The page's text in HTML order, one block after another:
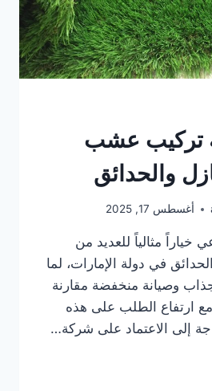
تركيب عشب
والحدائق
أغسطس 17, 2025
خياراً مثالياً للعديد من
في دولة الإمارات، لما
وصيانة منخفضة مقارنة
ارتفاع الطلب على هذه
إلى الاعتماد على شركة…